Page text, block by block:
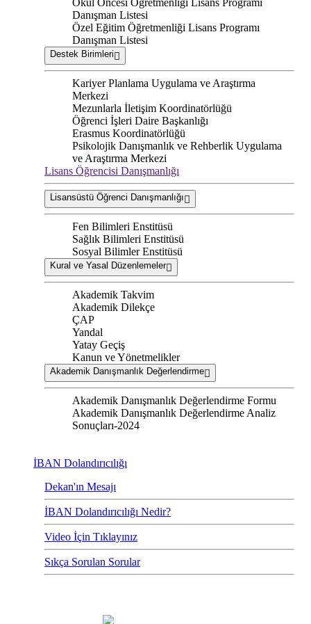
Okul Öncesi Öğretmenliği Lisans Programı
Danışman Listesi
Özel Eğitim Öğretmenliği Lisans Programı
Danışman Listesi
Destek Birimleri
Kariyer Planlama Uygulama ve Araştırma
Merkezi
Mezunlarla İletişim Koordinatörlüğü
Öğrenci İşleri Daire Başkanlığı
Erasmus Koordinatörlüğü
Psikolojik Danışmanlık ve Rehberlik Uygulama
ve Araştırma Merkezi
Lisans Öğrencisi Danışmanlığı
Lisansüstü Öğrenci Danışmanlığı
Fen Bilimleri Enstitüsü
Sağlık Bilimleri Enstitüsü
Sosyal Bilimler Enstitüsü
Kural ve Yasal Düzenlemeler
Akademik Takvim
Akademik Dilekçe
ÇAP
Yandal
Yatay Geçiş
Kanun ve Yönetmelikler
Akademik Danışmanlık Değerlendirme
Akademik Danışmanlık Değerlendirme Formu
Akademik Danışmanlık Değerlendirme Analiz
Sonuçları-2024
İBAN Dolandırıcılığı
Dekan'ın Mesajı
İBAN Dolandırıcılığı Nedir?
Video İçin Tıklayınız
Sıkça Sorulan Sorular